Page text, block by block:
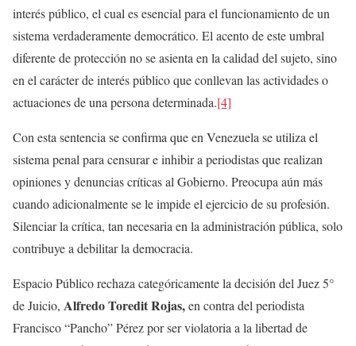
interés público, el cual es esencial para el funcionamiento de un
sistema verdaderamente democrático. El acento de este umbral
diferente de protección no se asienta en la calidad del sujeto, sino
en el carácter de interés público que conllevan las actividades o
actuaciones de una persona determinada.[4]
Con esta sentencia se confirma que en Venezuela se utiliza el
sistema penal para censurar e inhibir a periodistas que realizan
opiniones y denuncias críticas al Gobierno. Preocupa aún más
cuando adicionalmente se le impide el ejercicio de su profesión.
Silenciar la crítica, tan necesaria en la administración pública, solo
contribuye a debilitar la democracia.
Espacio Público rechaza categóricamente la decisión del Juez 5°
de Juicio, Alfredo Toredit Rojas,en contra del periodista
Francisco “Pancho” Pérez por ser violatoria a la libertad de